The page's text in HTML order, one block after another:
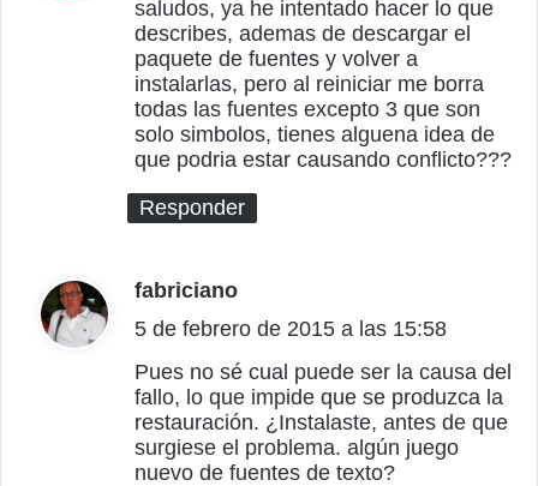
e
:
saludos, ya he intentado hacer lo que
describes, ademas de descargar el
paquete de fuentes y volver a
instalarlas, pero al reiniciar me borra
todas las fuentes excepto 3 que son
solo simbolos, tienes alguena idea de
que podria estar causando conflicto???
Responder
fabriciano
i
c
e
5 de febrero de 2015 a las 15:58
Pues no sé cual puede ser la causa del
fallo, lo que impide que se produzca la
restauración. ¿Instalaste, antes de que
surgiese el problema. algún juego
nuevo de fuentes de texto?